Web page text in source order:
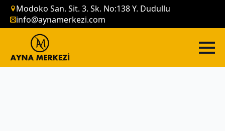
Modoko San. Sit. 3. Sk. No:138 Y. Dudullu
info@aynamerkezi.com